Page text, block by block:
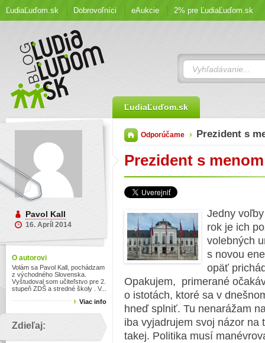
ĽudiaĽuďom.sk Dobrovoľníci eAukcie 2% pre ĽudiaĽuďom.sk
ĽudiaĽuďom.sk
Pavol Kall
16. Apríl 2014
O autorovi
Volám sa Pavol Kall, pochádzam
z východného Slovenska.
Vyštudoval som učiteľstvo pre 2.
stupeň ZDŠ a stredné školy . V...
Viac info
Zdieľaj:
Odporúčame Prezident s
Prezident s
Jedny
rok je ich
volebných
s novou
opäť
Opakujem, primerané
o istotách, ktoré sa v
hneď splniť. Tu nenarážam
iba vyjadrujem svoj názor
takej. Politika musí